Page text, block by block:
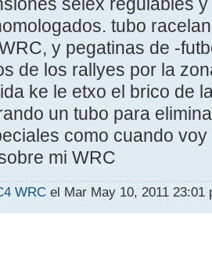
tubo
y pegatinas de -
de los rallyes por la
ke le etxo el brico de
un tubo para
como cuando
mi WRC
WRC el Mar May 10, 2011